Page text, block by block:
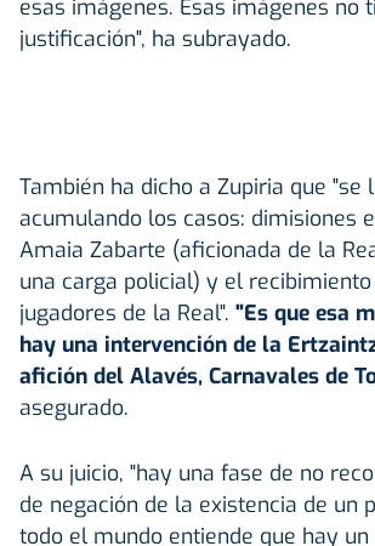
esas imágenes. Esas imágenes no
justificación", ha subrayado.
También ha dicho a Zupiria que "se
acumulando los casos: dimisiones
Amaia Zabarte (aficionada de la
una carga policial) y el
jugadores de la Real". "Es que esa
hay una intervención de la
afición del Alavés, Carnavales de
asegurado.
A su juicio, "hay una fase de no
de negación de la existencia de un
todo el mundo entiende que hay un